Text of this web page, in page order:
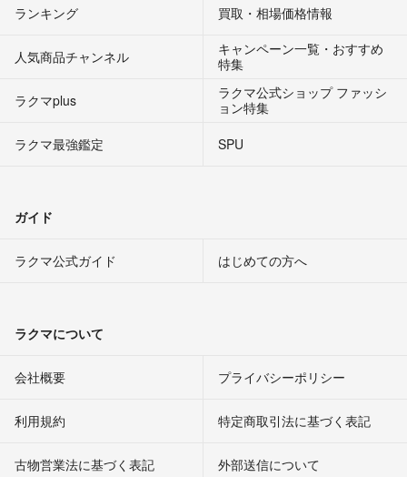
ランキング 買取・相場価格情報
人気商品チャンネル
キャンペーン一覧・おすすめ
特集
ラクマplus
ラクマ公式ショップ ファッシ
ョン特集
ラクマ最強鑑定
SPU
ガイド
ラクマ公式ガイド はじめての方へ
ラクマについて
会社概要 プライバシーポリシー
利用規約 特定商取引法に基づく表記
古物営業法に基づく表記 外部送信について